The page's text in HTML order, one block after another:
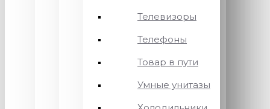
Телевизоры
Телефоны
Товар в пути
Умные унитазы